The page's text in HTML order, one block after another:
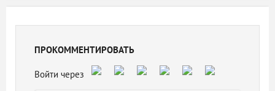
ПРОКОММЕНТИРОВАТЬ